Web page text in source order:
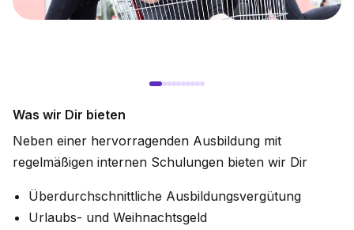
Was wir Dir bieten
Neben einer hervorragenden Ausbildung mit
regelmäßigen internen Schulungen bieten wir Dir
Überdurchschnittliche Ausbildungsvergütung
Urlaubs- und Weihnachtsgeld